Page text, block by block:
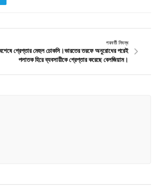
পরবর্তী নিবন্ধ
গ্রেপ্তার মেহুল চোকসি।ভারতের তরফে অনুরোধের পরেই
পলাতক হিরে ব্যবসায়ীকে গ্রেপ্তার করেছে বেলজিয়াম।